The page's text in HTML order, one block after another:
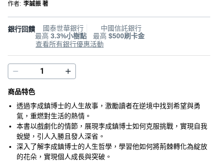
作者: 李誠振 著
銀行回饋
國泰世華銀行
最高 3.3%小樹點
中國信託銀行
最高 $500刷卡金
查看所有銀行優惠活動
商品特色
透過李成鎮博士的人生故事，激勵讀者在逆境中找到希望與勇
氣，重燃對生活的熱情。
本書以戲劇化的情節，展現李成鎮博士如何克服挑戰，實現自我
蛻變，引人入勝且發人深省。
深入了解李成鎮博士的人生哲學，學習他如何將荊棘轉化為綻放
的花朵，實現個人成長與突破。